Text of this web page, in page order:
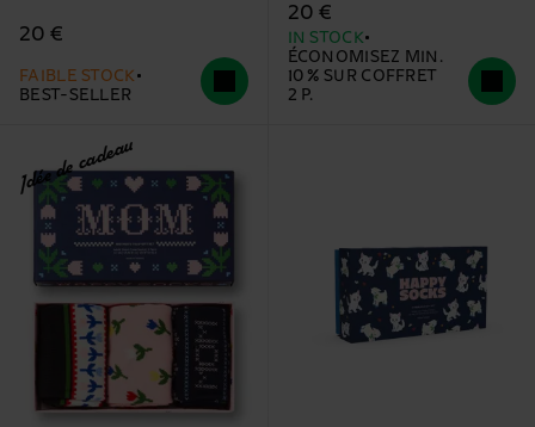
20 €
FAIBLE STOCK
BEST-SELLER
20 €
IN STOCK
ÉCONOMISEZ MIN.
10 % SUR COFFRET
2 P.
Idée de cadeau